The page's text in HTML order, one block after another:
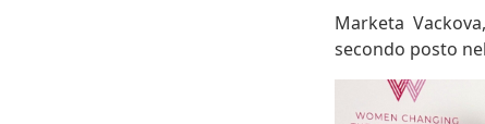
Marketa
secondo posto